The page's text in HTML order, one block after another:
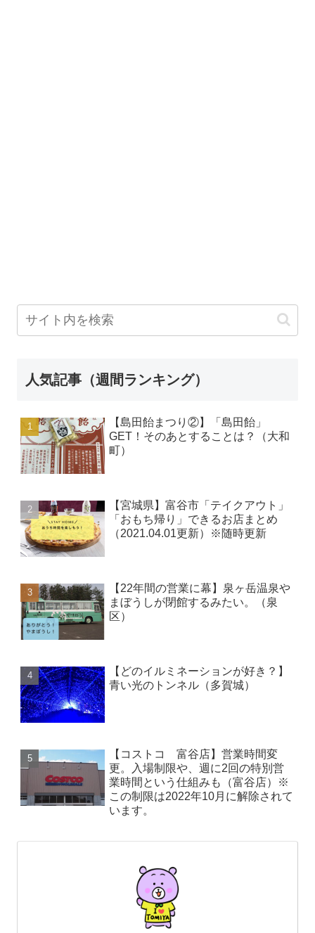
人気記事（週間ランキング）
【島田飴まつり②】「島田飴」
GET！そのあとすることは？（大和
町）
【宮城県】富谷市「テイクアウト」
「おもち帰り」できるお店まとめ
（2021.04.01更新）※随時更新
【22年間の営業に幕】泉ヶ岳温泉や
まぼうしが閉館するみたい。（泉
区）
【どのイルミネーションが好き？】
青い光のトンネル（多賀城）
【コストコ 富谷店】営業時間変
更。入場制限や、週に2回の特別営
業時間という仕組みも（富谷店）※
この制限は2022年10月に解除されて
います。